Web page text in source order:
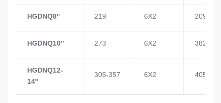
HGDNQ8'' 219 6X2 209
HGDNQ10’’ 273 6X2 382
HGDNQ12-
14''
305-357 6X2 405